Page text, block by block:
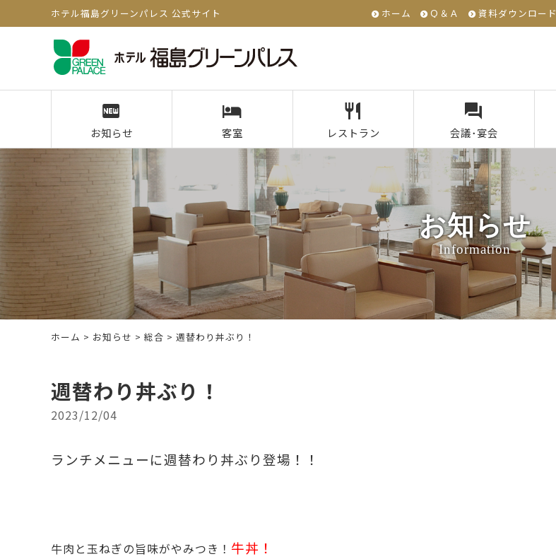
ホテル福島グリーンパレス 公式サイト ホーム Ｑ＆Ａ 資料ダウンロード
お知らせ 客室 レストラン 会議･宴会
お知らせ
Information
ホーム > お知らせ > 総合 > 週替わり丼ぶり！
週替わり丼ぶり！
2023/12/04
ランチメニューに週替わり丼ぶり登場！！
牛肉と玉ねぎの旨味がやみつき！ 牛丼！